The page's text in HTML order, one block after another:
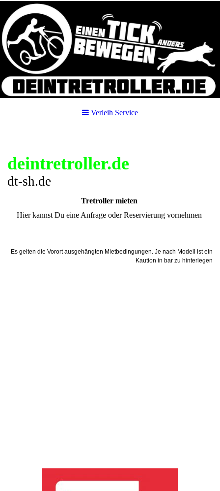
Verleih Service
deintretroller.de
dt-sh.de
Tretroller mieten
Hier kannst Du eine Anfrage oder Reservierung vornehmen
Es gelten die Vorort ausgehängten Mietbedingungen. Je nach Modell ist ein
Kaution in bar zu hinterlegen